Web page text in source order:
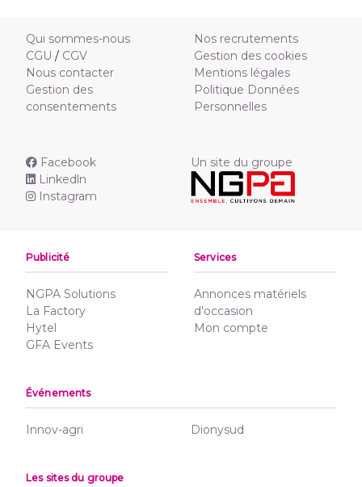
Qui sommes-nous
CGU / CGV
Nous contacter
Gestion des
consentements
Nos recrutements
Gestion des cookies
Mentions légales
Politique Données
Personnelles
Facebook
Linkedln
Instagram
Un site du groupe
Publicité
NGPA Solutions
La Factory
Hytel
GFA Events
Services
Annonces matériels
d'occasion
Mon compte
Événements
Innov-agri Dionysud
Les sites du groupe